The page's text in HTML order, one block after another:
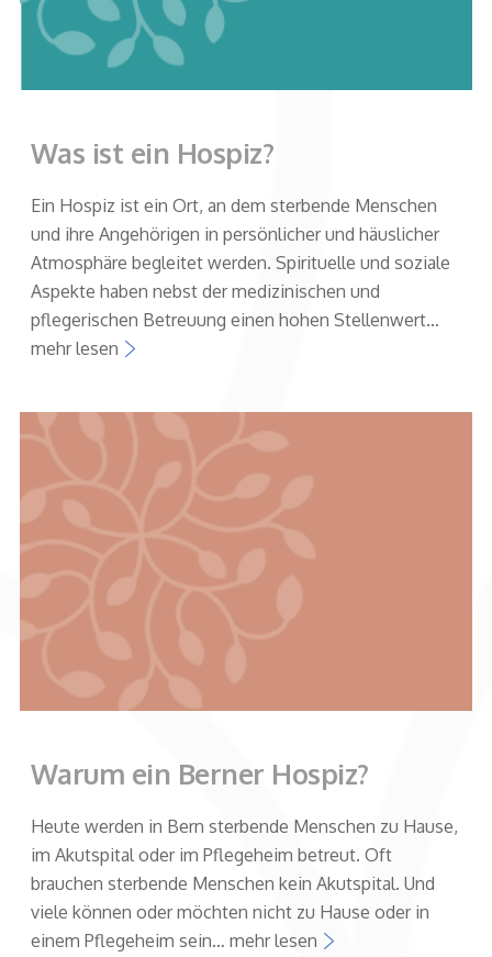
Was ist ein Hospiz?
Ein Hospiz ist ein Ort, an dem sterbende Menschen
und ihre Angehörigen in persönlicher und häuslicher
Atmosphäre begleitet werden. Spirituelle und soziale
Aspekte haben nebst der medizinischen und
pflegerischen Betreuung einen hohen Stellenwert…
mehr lesen
Warum ein Berner Hospiz?
Heute werden in Bern sterbende Menschen zu Hause,
im Akutspital oder im Pflegeheim betreut. Oft
brauchen sterbende Menschen kein Akutspital. Und
viele können oder möchten nicht zu Hause oder in
einem Pflegeheim sein… mehr lesen